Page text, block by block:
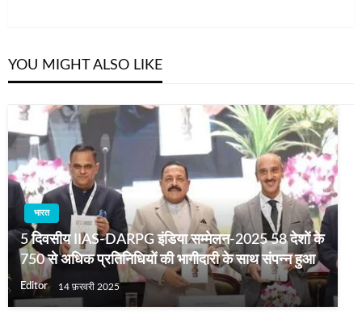
YOU MIGHT ALSO LIKE
भारत
5 दिवसीय IIAS-DARPG इंडिया सम्मेलन-2025 58 देशों के
750 से अधिक प्रतिनिधियों की भागीदारी के साथ संपन्न हुआ
Editor 14 फ़रवरी 2025